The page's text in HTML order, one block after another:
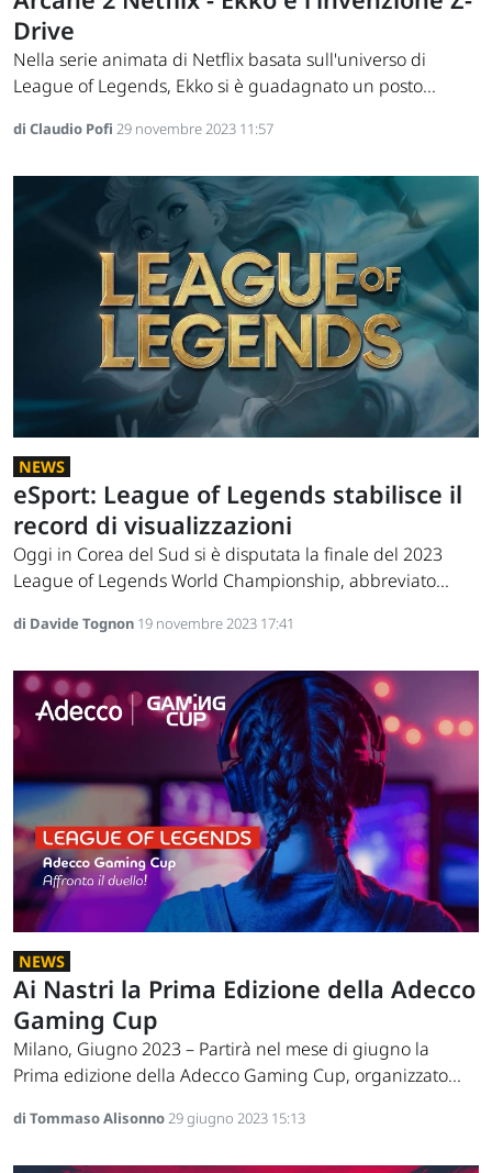
Drive
Nella serie animata di Netflix basata sull'universo di
League of Legends, Ekko si è guadagnato un posto...
di Claudio Pofi 29 novembre 2023 11:57
NEWS
eSport: League of Legends stabilisce il
record di visualizzazioni
Oggi in Corea del Sud si è disputata la finale del 2023
League of Legends World Championship, abbreviato...
di Davide Tognon 19 novembre 2023 17:41
NEWS
Ai Nastri la Prima Edizione della Adecco
Gaming Cup
Milano, Giugno 2023 – Partirà nel mese di giugno la
Prima edizione della Adecco Gaming Cup, organizzato...
di Tommaso Alisonno29 giugno 2023 15:13